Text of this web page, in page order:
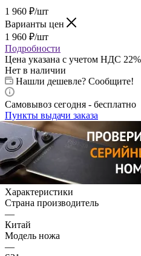
1 960 ₽/шт
Варианты цен
1 960 ₽/шт
Подробности
Цена указана с учетом НДС 22%
Нет в наличии
Нашли дешевле? Сообщите!
Самовывоз сегодня - бесплатно
Пункты выдачи заказа
Характеристики
Страна производитель
—
Китай
Модель ножа
—